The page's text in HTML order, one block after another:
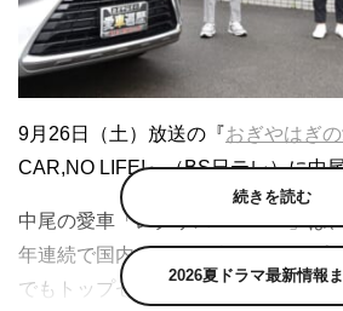
9月26日（土）放送の『おぎやはぎ
CAR,NO LIFE!』（BS日テレ）に中
中尾の愛車「レクサス NX300h」は
年連続で国内で最も販売台数トップ
でもトップセールスを誇った世界的
続きを読む
2026夏ドラマ最新情報